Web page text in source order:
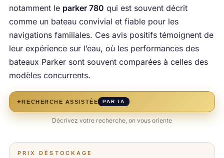
notamment le parker 780 qui est souvent décrit
comme un bateau convivial et fiable pour les
navigations familiales. Ces avis positifs témoignent de
leur expérience sur l’eau, où les performances des
bateaux Parker sont souvent comparées à celles des
modèles concurrents.
✦RECHERCHE ASSISTÉE PAR IA
Décrivez votre recherche, on vous oriente
PRIX DÉSTOCKAGE